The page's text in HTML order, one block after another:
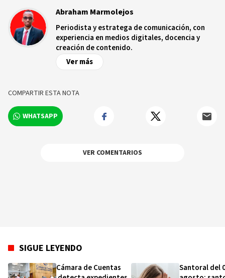
Abraham Marmolejos
Periodista y estratega de comunicación, con
experiencia en medios digitales, docencia y
creación de contenido.
Ver más
COMPARTIR ESTA NOTA
WHATSAPP
VER COMENTARIOS
SIGUE LEYENDO
Cámara de Cuentas
Santoral del